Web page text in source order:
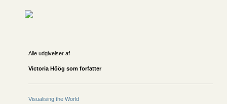
Alle udgivelser af
Victoria Höög som forfatter
Visualising the World